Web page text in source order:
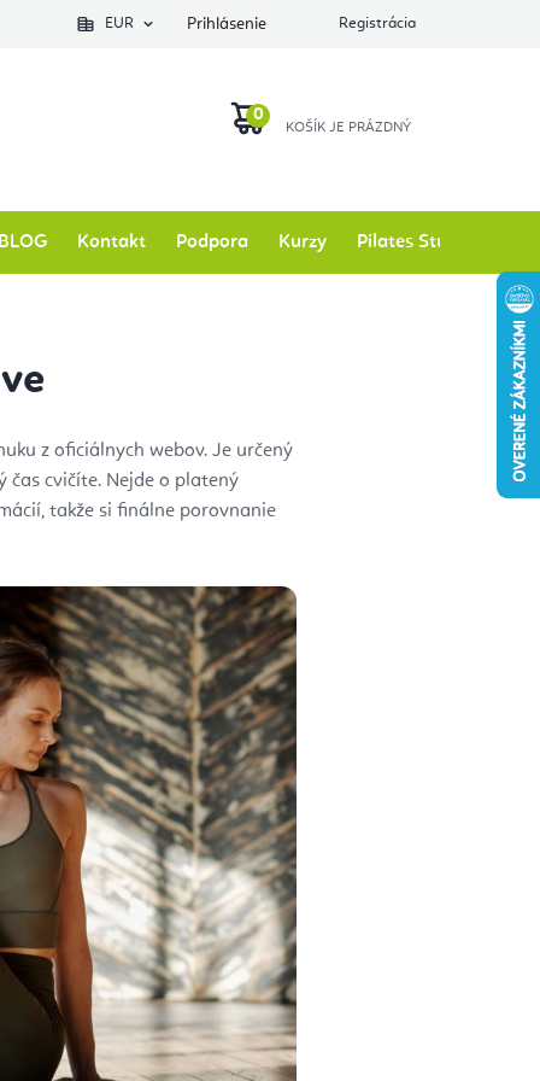
EUR Prihlásenie Registrácia
KOŠÍK
Kontakt Podpora Kurzy Pilates Studio
z oficiálnych webov. Je určený
čas cvičíte. Nejde o platený
takže si finálne porovnanie